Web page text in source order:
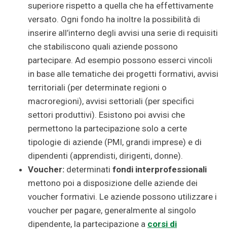
superiore rispetto a quella che ha effettivamente
versato. Ogni fondo ha inoltre la possibilità di
inserire all’interno degli avvisi una serie di requisiti
che stabiliscono quali aziende possono
partecipare. Ad esempio possono esserci vincoli
in base alle tematiche dei progetti formativi, avvisi
territoriali (per determinate regioni o
macroregioni), avvisi settoriali (per specifici
settori produttivi). Esistono poi avvisi che
permettono la partecipazione solo a certe
tipologie di aziende (PMI, grandi imprese) e di
dipendenti (apprendisti, dirigenti, donne).
Voucher: determinati fondi interprofessionali
mettono poi a disposizione delle aziende dei
voucher formativi. Le aziende possono utilizzare i
voucher per pagare, generalmente al singolo
dipendente, la partecipazione a corsi di